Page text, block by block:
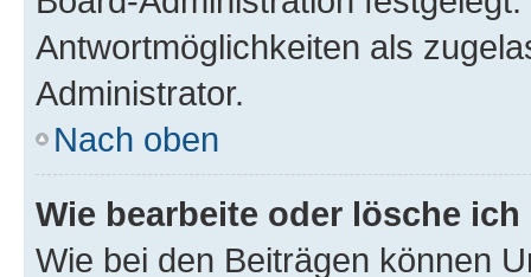
Antwortmöglichkeiten als
Administrator.
Nach oben
Wie bearbeite oder lösche
Wie bei den Beiträgen können